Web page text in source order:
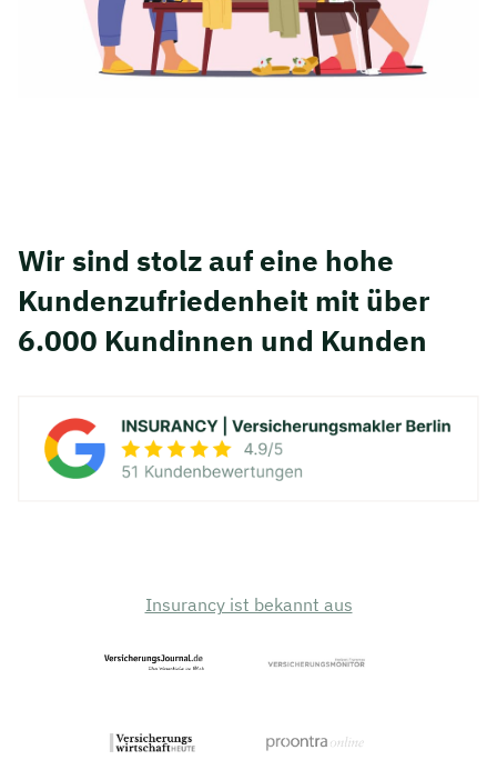
Wir sind stolz auf eine hohe
Kunden­zufriedenheit mit über
6.000 Kundinnen und Kunden
Insurancy ist bekannt aus